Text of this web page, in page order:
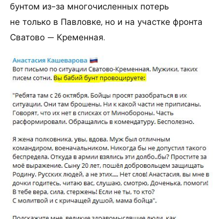
бунтом из-за многочисленных потерь
не только в Павловке, но и на участке фронта
Сватово — Кременная.